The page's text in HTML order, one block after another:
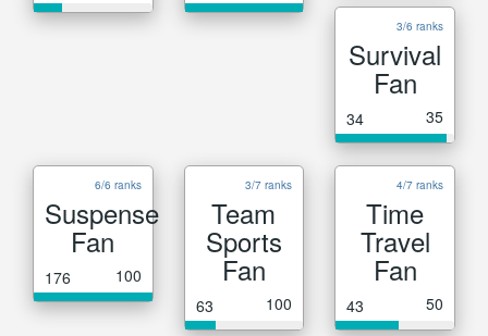
3/6 ranks
Survival
Fan
34 35
6/6 ranks
Suspense
Fan
176 100
3/7 ranks
Team
Sports
Fan
63 100
4/7 ranks
Time
Travel
Fan
43 50